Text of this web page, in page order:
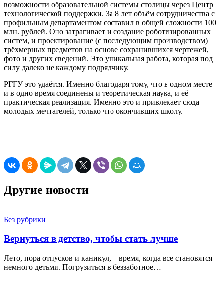
возможности образовательной системы столицы через Центр
технологической поддержки. За 8 лет объём сотрудничества с
профильным департаментом составил в общей сложности 100
млн. рублей. Оно затрагивает и создание роботизированных
систем, и проектирование (с последующим производством)
трёхмерных предметов на основе сохранившихся чертежей,
фото и других сведений. Это уникальная работа, которая под
силу далеко не каждому подрядчику.
РГГУ это удаётся. Именно благодаря тому, что в одном месте
и в одно время соединены и теоретическая наука, и её
практическая реализация. Именно это и привлекает сюда
молодых мечтателей, только что окончивших школу.
Другие новости
Без рубрики
Вернуться в детство, чтобы стать лучше
Лето, пора отпусков и каникул, – время, когда все становятся
немного детьми. Погрузиться в беззаботное…